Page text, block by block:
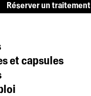
Réserver un traitement
et capsules